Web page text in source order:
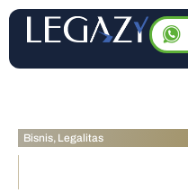
Bisnis, Legalitas